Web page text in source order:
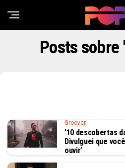
Posts sobre
Groover
’10 descobertas
Divulguei que
ouvir’